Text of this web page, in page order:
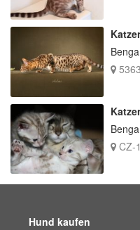
Bengal
Bengal
CZ-
Hund kaufen